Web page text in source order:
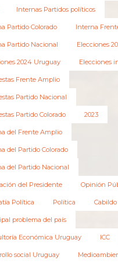
Internas Partidos políticos
Partido Colorado Interna
Partido Nacional Elecciones
2024 Uruguay Elecciones
Frente Amplio
Partido Nacional
Partido Colorado 2023
del Frente Amplio
del Partido Colorado
del Partido Nacional
del Presidente Opinión
Política Política
problema del país
Económica Uruguay ICC
social Uruguay